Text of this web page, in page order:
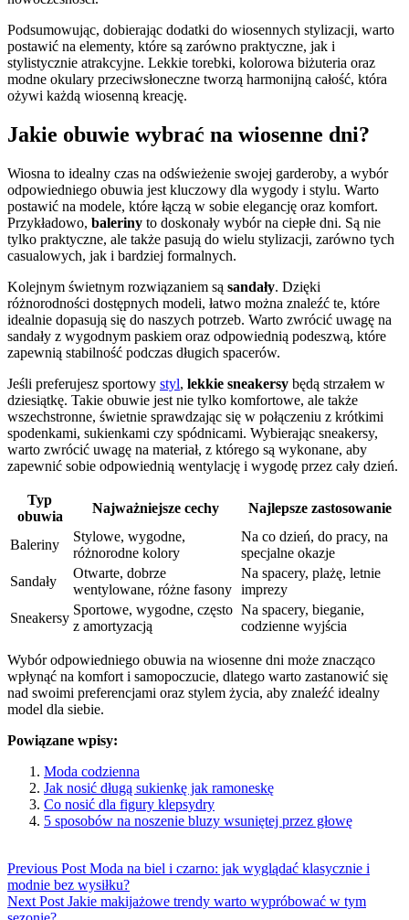
Podsumowując, dobierając dodatki do wiosennych stylizacji, warto
postawić na elementy, które są zarówno praktyczne, jak i
stylistycznie atrakcyjne. Lekkie torebki, kolorowa biżuteria oraz
modne okulary przeciwsłoneczne tworzą harmonijną całość, która
ożywi każdą wiosenną kreację.
Jakie obuwie wybrać na wiosenne dni?
Wiosna to idealny czas na odświeżenie swojej garderoby, a wybór
odpowiedniego obuwia jest kluczowy dla wygody i stylu. Warto
postawić na modele, które łączą w sobie elegancję oraz komfort.
Przykładowo, baleriny to doskonały wybór na ciepłe dni. Są nie
tylko praktyczne, ale także pasują do wielu stylizacji, zarówno tych
casualowych, jak i bardziej formalnych.
Kolejnym świetnym rozwiązaniem są sandały. Dzięki
różnorodności dostępnych modeli, łatwo można znaleźć te, które
idealnie dopasują się do naszych potrzeb. Warto zwrócić uwagę na
sandały z wygodnym paskiem oraz odpowiednią podeszwą, które
zapewnią stabilność podczas długich spacerów.
Jeśli preferujesz sportowy styl, lekkie sneakersy będą strzałem w
dziesiątkę. Takie obuwie jest nie tylko komfortowe, ale także
wszechstronne, świetnie sprawdzając się w połączeniu z krótkimi
spodenkami, sukienkami czy spódnicami. Wybierając sneakersy,
warto zwrócić uwagę na materiał, z którego są wykonane, aby
zapewnić sobie odpowiednią wentylację i wygodę przez cały dzień.
Typ
obuwia
Najważniejsze cechy Najlepsze zastosowanie
Baleriny
Stylowe, wygodne,
różnorodne kolory
Na co dzień, do pracy, na
specjalne okazje
Sandały
Otwarte, dobrze
wentylowane, różne fasony
Na spacery, plażę, letnie
imprezy
Sneakersy
Sportowe, wygodne, często
z amortyzacją
Na spacery, bieganie,
codzienne wyjścia
Wybór odpowiedniego obuwia na wiosenne dni może znacząco
wpłynąć na komfort i samopoczucie, dlatego warto zastanowić się
nad swoimi preferencjami oraz stylem życia, aby znaleźć idealny
model dla siebie.
Powiązane wpisy:
Moda codzienna
Jak nosić długą sukienkę jak ramoneskę
Co nosić dla figury klepsydry
5 sposobów na noszenie bluzy wsuniętej przez głowę
Previous Post Moda na biel i czarno: jak wyglądać klasycznie i
modnie bez wysiłku?
Next Post Jakie makijażowe trendy warto wypróbować w tym